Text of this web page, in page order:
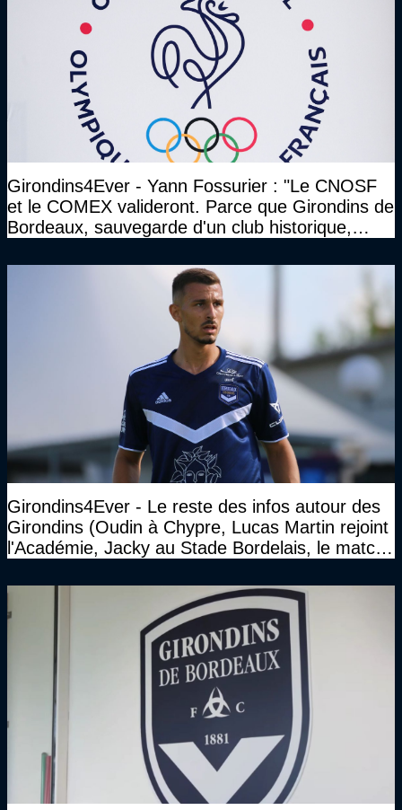
Girondins4Ever - Yann Fossurier : "Le CNOSF
et le COMEX valideront. Parce que Girondins de
Bordeaux, sauvegarde d'un club historique,
Girondins4Ever - Le reste des infos autour des
Girondins (Oudin à Chypre, Lucas Martin rejoint
l'Académie, Jacky au Stade Bordelais, le match